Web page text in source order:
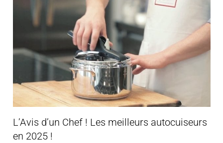
L’Avis d’un Chef ! Les meilleurs autocuiseurs
en 2025 !